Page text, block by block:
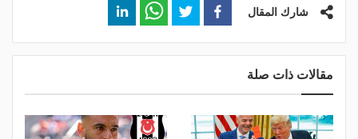
شارك المقال
مقالات ذات صلة